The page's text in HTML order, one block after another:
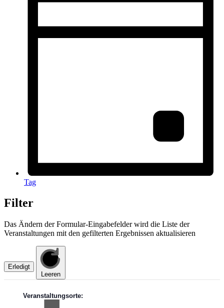
Tag
Filter
Das Ändern der Formular-Eingabefelder wird die Liste der
Veranstaltungen mit den gefilterten Ergebnissen aktualisieren
Erledigt
Leeren
Veranstaltungsorte: